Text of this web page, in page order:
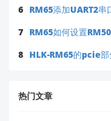
A：是的，
100Mbps设
参考资料
6 RM65添加UART2串
7 RM65如何设置
8 HLK-RM65的pcie部
热门文章